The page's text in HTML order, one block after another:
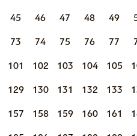
45 46 47 48 49
73 74 75 76 77
101 102 103 104 105
129 130 131 132 133
157 158 159 160 161